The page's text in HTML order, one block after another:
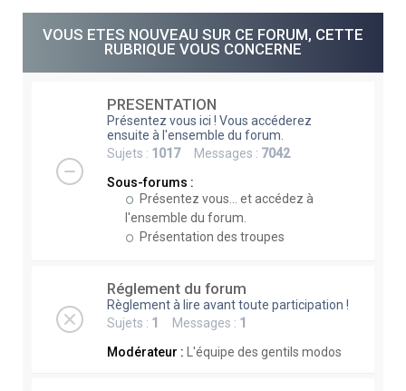
VOUS ETES NOUVEAU SUR CE FORUM, CETTE
RUBRIQUE VOUS CONCERNE
PRESENTATION
Présentez vous ici ! Vous accéderez
ensuite à l'ensemble du forum.
Sujets : 1017Messages : 7042
Sous-forums :
Présentez vous... et accédez à
l'ensemble du forum.
Présentation des troupes
Réglement du forum
Règlement à lire avant toute participation !
Sujets : 1 Messages : 1
Modérateur :
L'équipe des gentils modos